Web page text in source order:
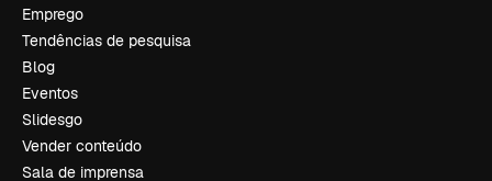
Emprego
Tendências de pesquisa
Blog
Eventos
Slidesgo
Vender conteúdo
Sala de imprensa